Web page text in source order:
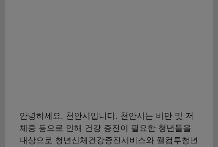
안녕하세요. 천안시입니다. 천안시는 비만 및 저
체중 등으로 인해 건강 증진이 필요한 청년들을
대상으로 청년신체건강증진서비스와 웰컴투청년